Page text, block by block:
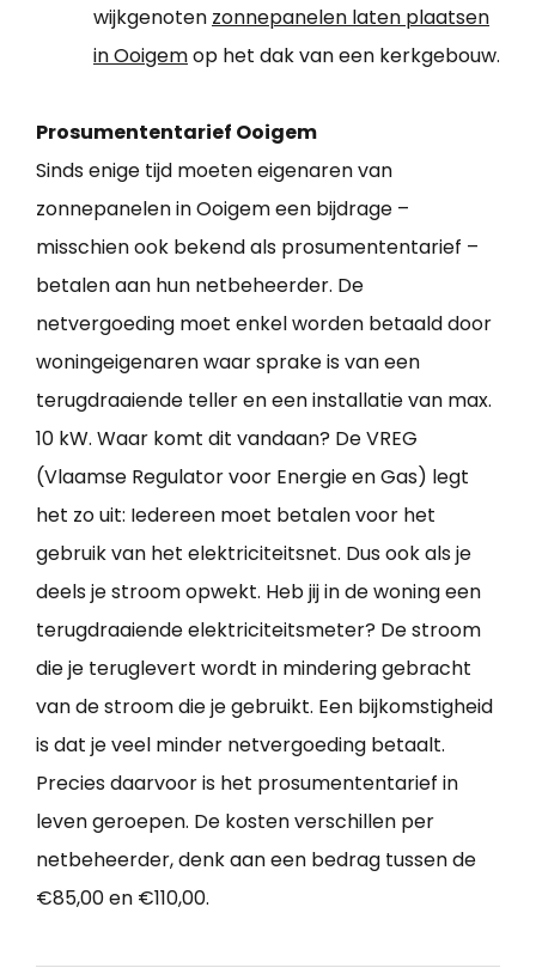
wijkgenoten zonnepanelen laten plaatsen
in Ooigemop het dak van een kerkgebouw.
Prosumententarief Ooigem
Sinds enige tijd moeten eigenaren van
zonnepanelen in Ooigem een bijdrage –
misschien ook bekend als prosumententarief –
betalen aan hun netbeheerder. De
netvergoeding moet enkel worden betaald door
woningeigenaren waar sprake is van een
terugdraaiende teller en een installatie van max.
10 kW. Waar komt dit vandaan? De VREG
(Vlaamse Regulator voor Energie en Gas) legt
het zo uit: Iedereen moet betalen voor het
gebruik van het elektriciteitsnet. Dus ook als je
deels je stroom opwekt. Heb jij in de woning een
terugdraaiende elektriciteitsmeter? De stroom
die je teruglevert wordt in mindering gebracht
van de stroom die je gebruikt. Een bijkomstigheid
is dat je veel minder netvergoeding betaalt.
Precies daarvoor is het prosumententarief in
leven geroepen. De kosten verschillen per
netbeheerder, denk aan een bedrag tussen de
€85,00 en €110,00.